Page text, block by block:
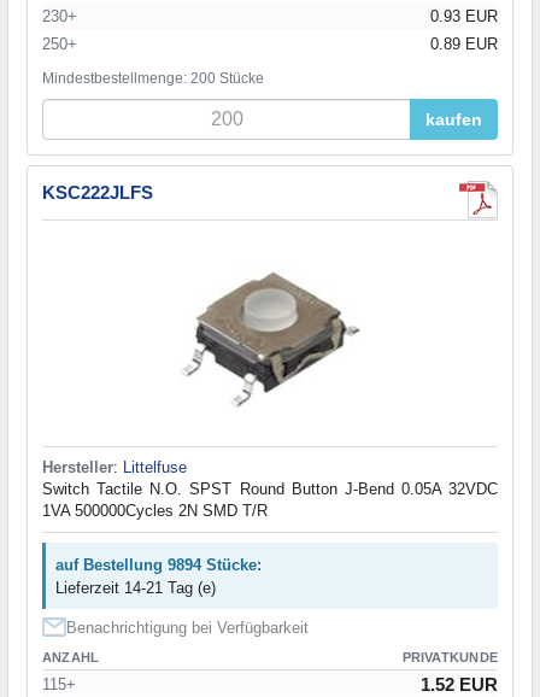
230+
0.93 EUR
250+
0.89 EUR
Mindestbestellmenge: 200 Stücke
kaufen
KSC222JLFS
Hersteller: Littelfuse
Switch Tactile N.O. SPST Round Button J-Bend 0.05A 32VDC
1VA 500000Cycles 2N SMD T/R
auf Bestellung 9894 Stücke:
Lieferzeit 14-21 Tag (e)
Benachrichtigung bei Verfügbarkeit
ANZAHL PRIVATKUNDE
115+ 1.52 EUR